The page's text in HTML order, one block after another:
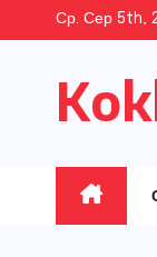
content
Ср. Сер 5th,